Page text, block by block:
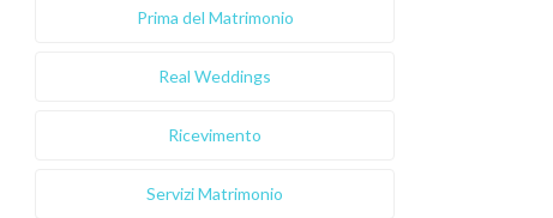
Prima del Matrimonio
Real Weddings
Ricevimento
Servizi Matrimonio